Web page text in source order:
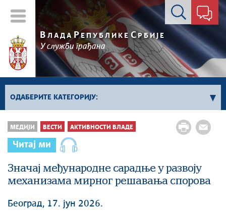
Контакт форма
В ЛАДА РЕПУБЛИКЕ СРБИЈЕ
У служби грађана
ОДАБЕРИТЕ КАТЕГОРИЈУ:
Влада Србије
Активности премијера
Активности потпредседника
Активности Владе
Косово и Метохија
Политика
МЕДИЈИ ВЕСТИ АКТИВНОСТИ ВЛАДЕ
Читај ми
Значај међународне сарадње у развоју
механизама мирног решавања спорова
Београд, 17. јун 2026.